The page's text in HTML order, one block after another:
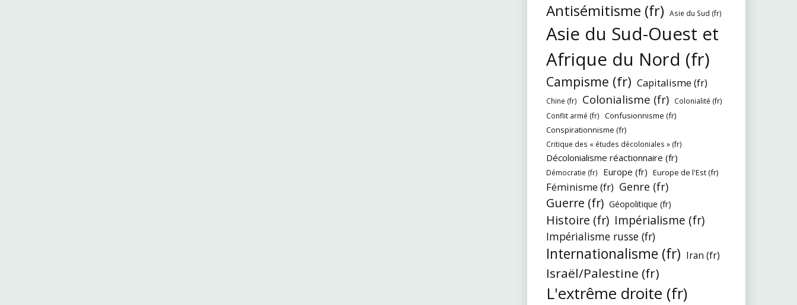
Antisémitisme (fr) Asie du Sud (fr)
Asie du Sud-Ouest et
Afrique du Nord (fr)
Campisme (fr) Capitalisme (fr)
Chine (fr) Colonialisme (fr)
Colonialité (fr)
Conflit armé (fr)
Confusionnisme (fr)
Conspirationnisme (fr)
Critique des « études décoloniales » (fr)
Décolonialisme réactionnaire (fr)
Démocratie (fr) Europe (fr) Europe de l'Est (fr)
Féminisme (fr) Genre (fr)
Guerre (fr) Géopolitique (fr)
Histoire (fr) Impérialisme (fr)
Impérialisme russe (fr)
Internationalisme (fr) Iran (fr)
Israël/Palestine (fr)
L'extrême droite (fr)